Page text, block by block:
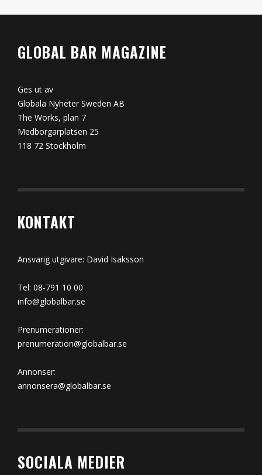
GLOBAL BAR MAGAZINE
Ges ut av
Globala Nyheter Sweden AB
The Works, plan 7
Medborgarplatsen 25
118 72 Stockholm
KONTAKT
Ansvarig utgivare: David Isaksson
Tel: 08-791 10 00
info@globalbar.se
Prenumerationer:
prenumeration@globalbar.se
Annonser:
annonsera@globalbar.se
SOCIALA MEDIER